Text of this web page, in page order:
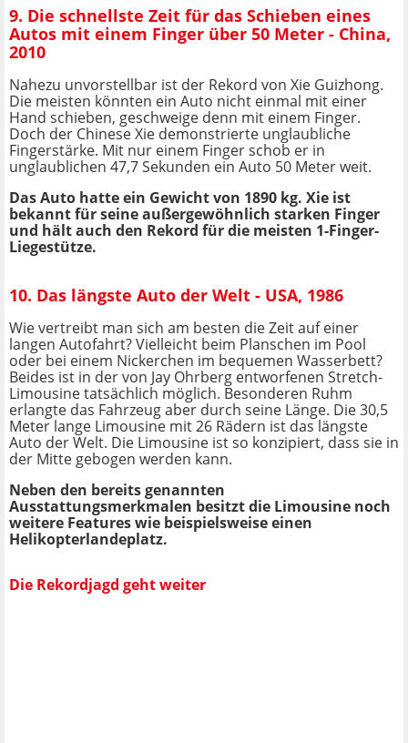
9. Die schnellste Zeit für das Schieben eines
Autos mit einem Finger über 50 Meter - China,
2010
Nahezu unvorstellbar ist der Rekord von Xie Guizhong.
Die meisten könnten ein Auto nicht einmal mit einer
Hand schieben, geschweige denn mit einem Finger.
Doch der Chinese Xie demonstrierte unglaubliche
Fingerstärke. Mit nur einem Finger schob er in
unglaublichen 47,7 Sekunden ein Auto 50 Meter weit.
Das Auto hatte ein Gewicht von 1890 kg. Xie ist
bekannt für seine außergewöhnlich starken Finger
und hält auch den Rekord für die meisten 1-Finger-
Liegestütze.
10. Das längste Auto der Welt - USA, 1986
Wie vertreibt man sich am besten die Zeit auf einer
langen Autofahrt? Vielleicht beim Planschen im Pool
oder bei einem Nickerchen im bequemen Wasserbett?
Beides ist in der von Jay Ohrberg entworfenen Stretch-
Limousine tatsächlich möglich. Besonderen Ruhm
erlangte das Fahrzeug aber durch seine Länge. Die 30,5
Meter lange Limousine mit 26 Rädern ist das längste
Auto der Welt. Die Limousine ist so konzipiert, dass sie in
der Mitte gebogen werden kann.
Neben den bereits genannten
Ausstattungsmerkmalen besitzt die Limousine noch
weitere Features wie beispielsweise einen
Helikopterlandeplatz.
Die Rekordjagd geht weiter